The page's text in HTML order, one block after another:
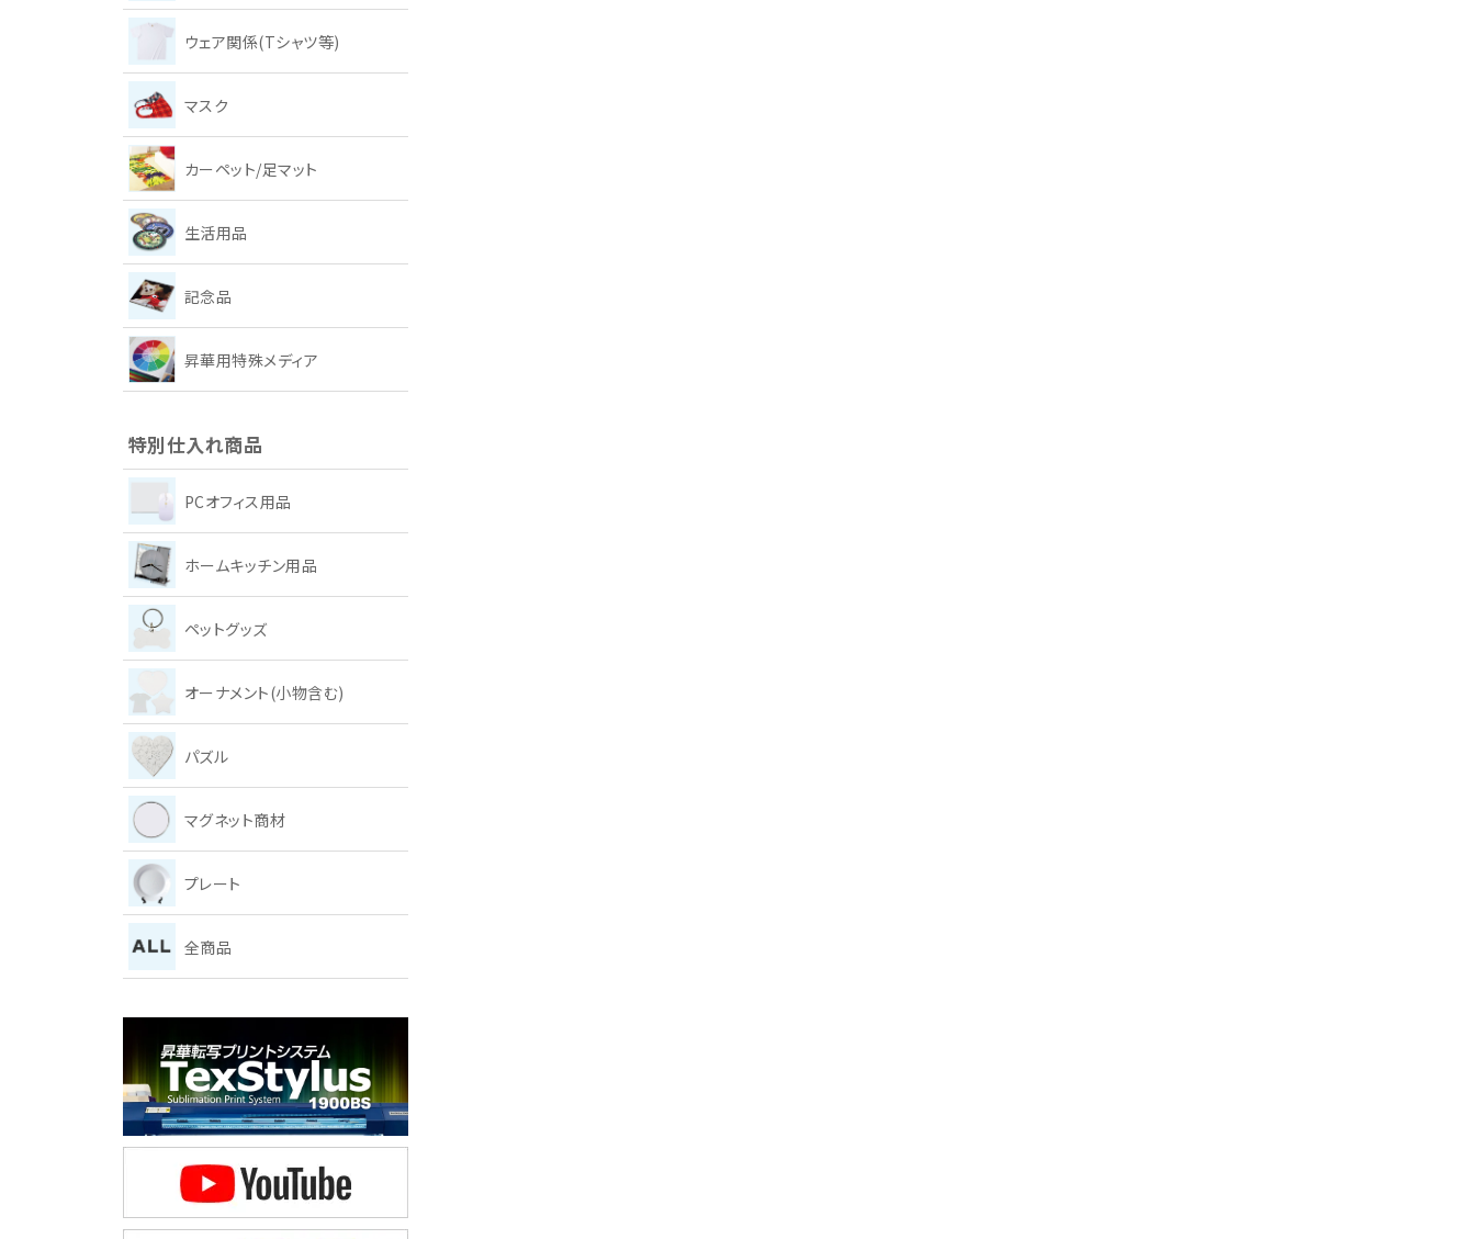
ウェア関係(Tシャツ等)
マスク
カーペット/足マット
生活用品
記念品
昇華用特殊メディア
特別仕入れ商品
PCオフィス用品
ホームキッチン用品
ペットグッズ
オーナメント(小物含む)
パズル
マグネット商材
プレート
全商品